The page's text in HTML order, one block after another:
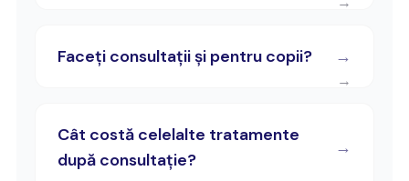
Faceți consultații și pentru copii?
Cât costă celelalte tratamente
după consultație?